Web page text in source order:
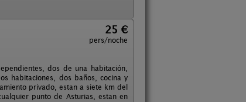
25 €
pers/noche
dos de una habitación,
habitaciones, dos baños, cocina y
privado, estan a siete km del
punto de Asturias, estan en